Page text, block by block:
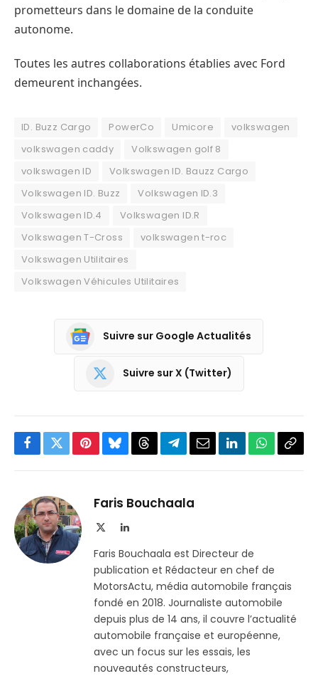
prometteurs dans le domaine de la conduite
autonome.
Toutes les autres collaborations établies avec Ford
demeurent inchangées.
ID. Buzz Cargo PowerCo Umicore
volkswagen
volkswagen caddy
Volkswagen golf 8
volkswagen ID
Volkswagen ID. Bauzz Cargo
Volkswagen ID. Buzz
Volkswagen ID.3
Volkswagen ID.4
Volkswagen ID.R
Volkswagen T-Cross
volkswagen t-roc
Volkswagen Utilitaires
Volkswagen Véhicules Utilitaires
Suivre sur Google Actualités
Suivre sur X (Twitter)
Facebook
TwitterPinterestBlueskyThreadsPartager
Telegram
EmailLinkedInWhatsApp
Faris Bouchaala
LinkedIn
Faris Bouchaala est Directeur de
publication et Rédacteur en chef de
MotorsActu, média automobile français
fondé en 2018. Journaliste automobile
depuis plus de 14 ans, il couvre l’actualité
automobile française et européenne,
avec un focus sur les essais, les
nouveautés constructeurs,